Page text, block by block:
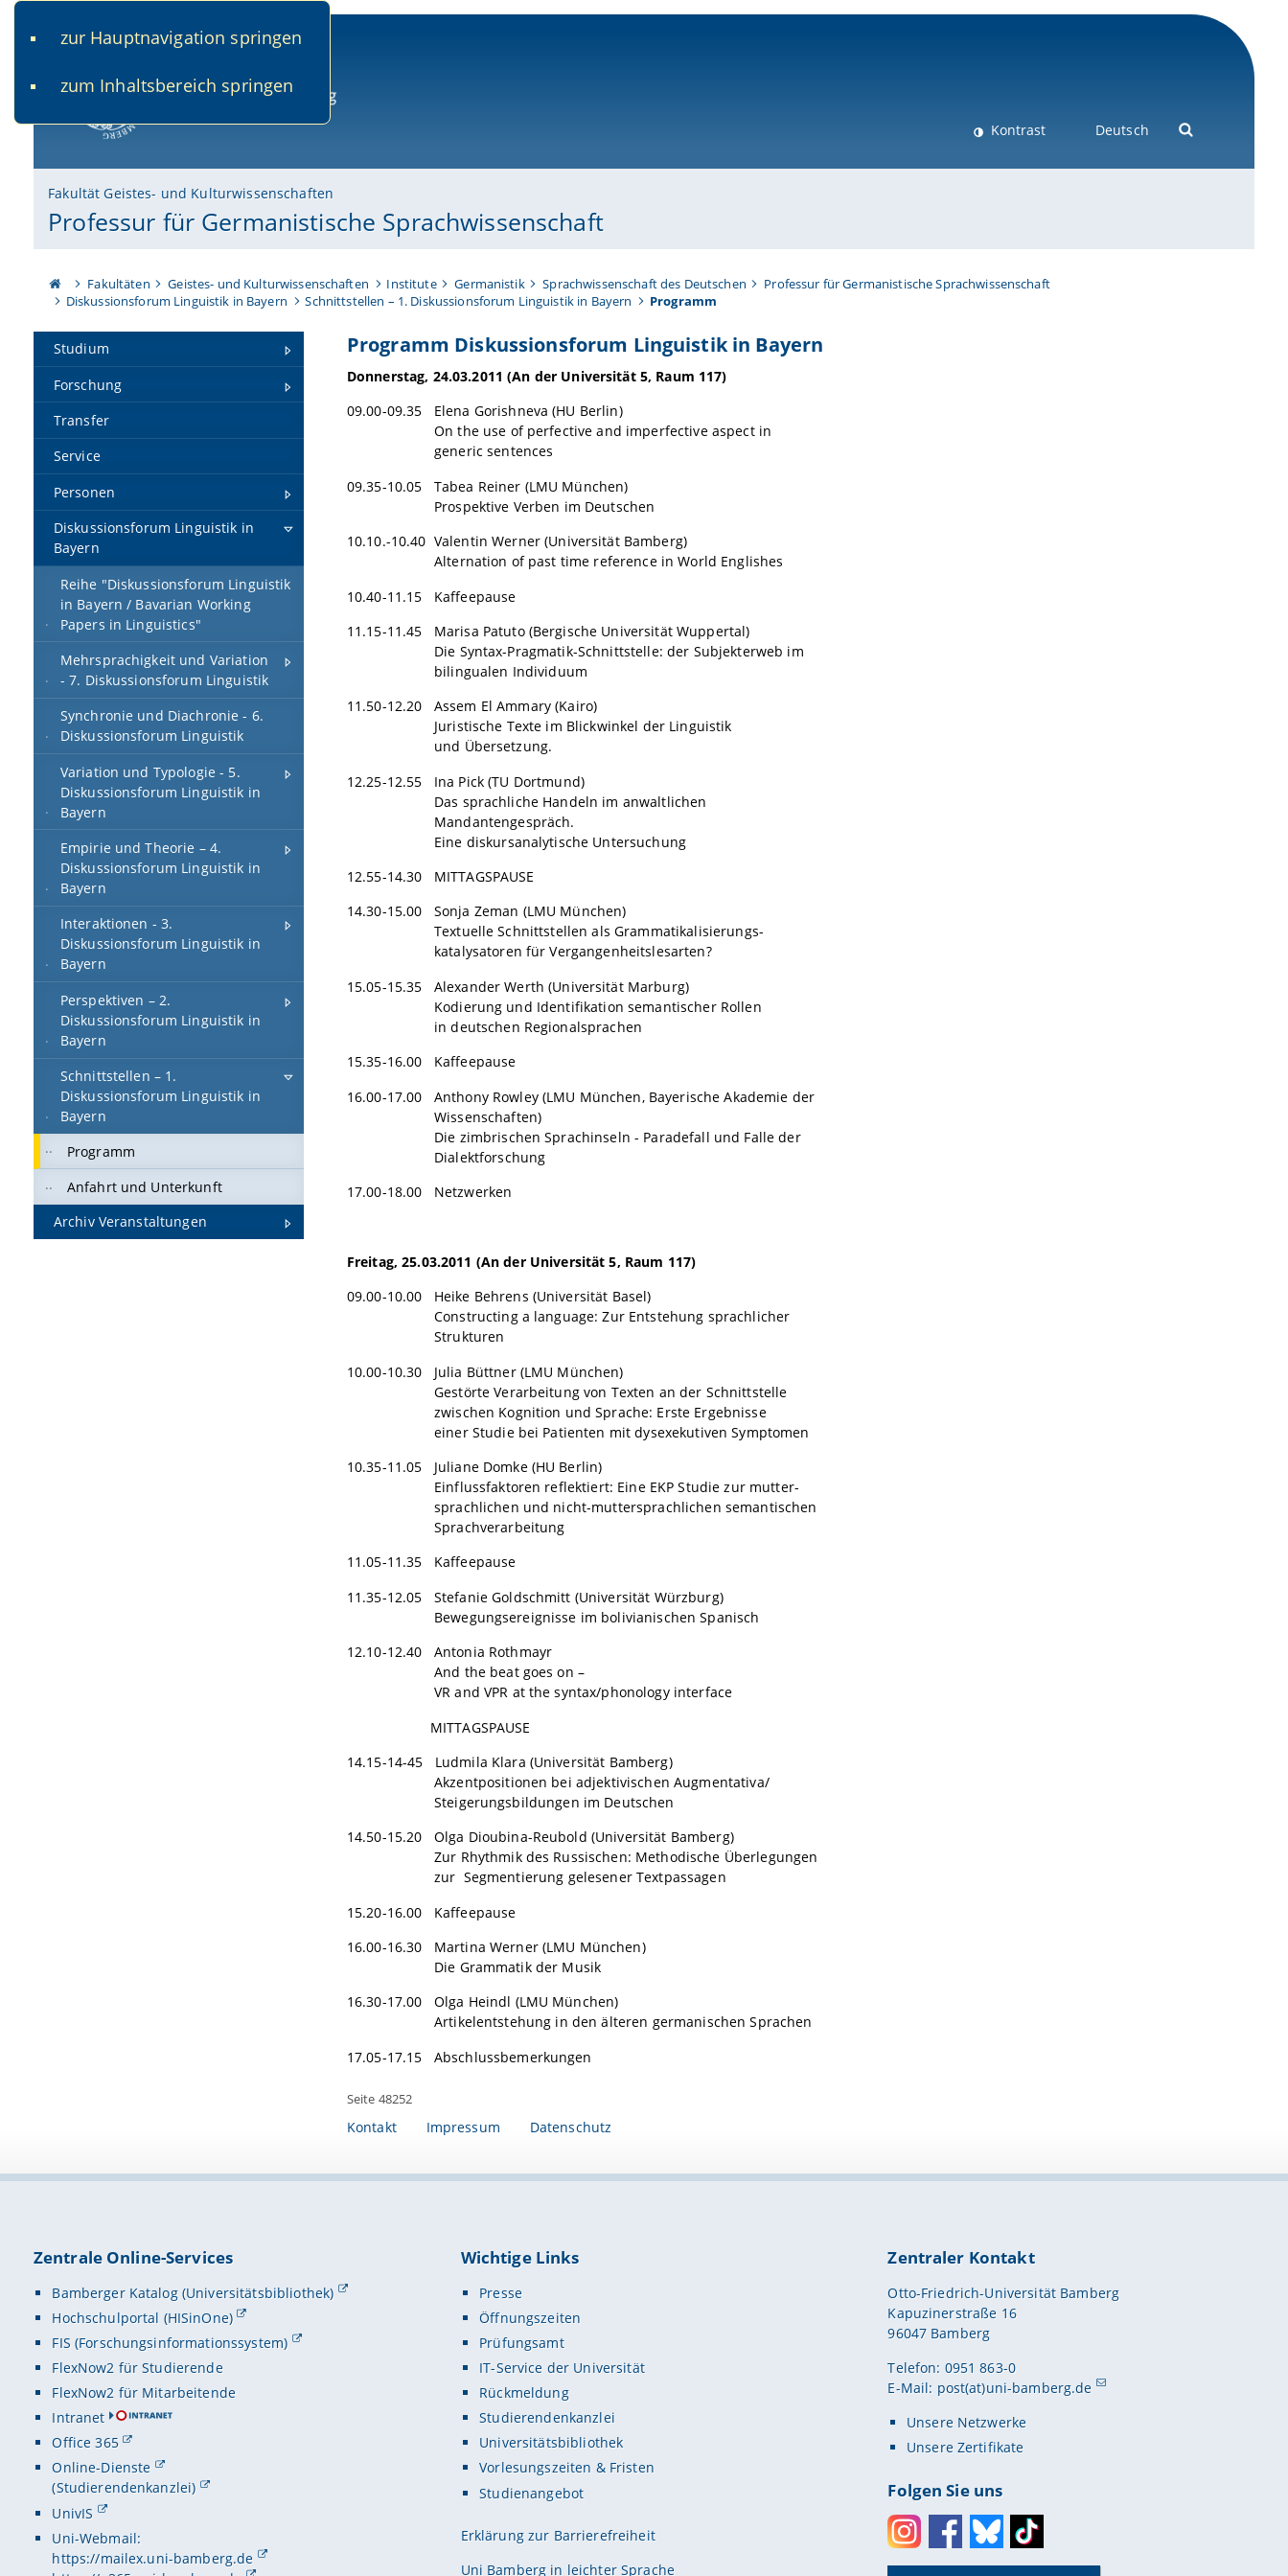
zur Hauptnavigation springen
zum Inhaltsbereich springen
Kontrast Deutsch
Fakultät Geistes- und Kulturwissenschaften
Professur für Germanistische Sprachwissenschaft
Fakultäten Geistes- und Kulturwissenschaften Institute Germanistik Sprachwissenschaft des Deutschen
Professur für Germanistische Sprachwissenschaft
Diskussionsforum Linguistik in Bayern
Schnittstellen – 1. Diskussionsforum Linguistik in Bayern Programm
Studium
Forschung
Transfer
Service
Personen
Diskussionsforum Linguistik in
Bayern
Reihe "Diskussionsforum Linguistik
in Bayern / Bavarian Working
Papers in Linguistics"
Mehrsprachigkeit und Variation
- 7. Diskussionsforum Linguistik
Synchronie und Diachronie - 6.
Diskussionsforum Linguistik
Variation und Typologie - 5.
Diskussionsforum Linguistik in
Bayern
Empirie und Theorie – 4.
Diskussionsforum Linguistik in
Bayern
Interaktionen - 3.
Diskussionsforum Linguistik in
Bayern
Perspektiven – 2.
Diskussionsforum Linguistik in
Bayern
Schnittstellen – 1.
Diskussionsforum Linguistik in
Bayern
Programm
Anfahrt und Unterkunft
Archiv Veranstaltungen
Programm Diskussionsforum Linguistik in Bayern
Donnerstag, 24.03.2011(An der Universität 5, Raum 117)
09.00-09.35 Elena Gorishneva (HU Berlin)
On the use of perfective and imperfective aspect in
genericsentences
09.35-10.05 Tabea Reiner (LMU München)
Prospektive Verben im Deutschen
10.10.-10.40 Valentin Werner (Universität Bamberg)
Alternation of past time reference in World Englishes
10.40-11.15 Kaffeepause
11.15-11.45 Marisa Patuto (Bergische Universität Wuppertal)
Die Syntax-Pragmatik-Schnittstelle: der Subjekterweb im
bilingualen Individuum
11.50-12.20 Assem El Ammary (Kairo)
Juristische Texte im Blickwinkel der Linguistik
und Übersetzung.
12.25-12.55 Ina Pick (TU Dortmund)
Das sprachliche Handeln im anwaltlichen
Mandantengespräch.
Eine diskursanalytische Untersuchung
12.55-14.30 MITTAGSPAUSE
14.30-15.00 Sonja Zeman (LMU München)
Textuelle Schnittstellen als Grammatikalisierungs-
katalysatoren für Vergangenheitslesarten?
15.05-15.35 Alexander Werth (Universität Marburg)
Kodierung und Identifikation semantischer Rollen
in deutschen Regionalsprachen
15.35-16.00 Kaffeepause
16.00-17.00 Anthony Rowley (LMU München, Bayerische Akademie der
Wissenschaften)
Die zimbrischen Sprachinseln - Paradefall und Falle der
Dialektforschung
17.00-18.00 Netzwerken
Freitag, 25.03.2011 (An der Universität 5, Raum 117)
09.00-10.00 Heike Behrens (Universität Basel)
Constructing a language: Zur Entstehung sprachlicher
Strukturen
10.00-10.30 Julia Büttner (LMU München)
Gestörte Verarbeitung von Texten an der Schnittstelle
zwischen Kognition und Sprache: Erste Ergebnisse
einer Studie bei Patienten mit dysexekutiven Symptomen
10.35-11.05 Juliane Domke (HU Berlin)
Einflussfaktoren reflektiert: Eine EKP Studie zur mutter-
sprachlichen und nicht-muttersprachlichen semantischen
Sprachverarbeitung
11.05-11.35 Kaffeepause
11.35-12.05 Stefanie Goldschmitt (Universität Würzburg)
Bewegungsereignisse im bolivianischen Spanisch
12.10-12.40 Antonia Rothmayr
And the beat goes on –
VR and VPR at the syntax/phonology interface
MITTAGSPAUSE
14.15-14-45 Ludmila Klara (Universität Bamberg)
Akzentpositionen bei adjektivischen Augmentativa/
Steigerungsbildungen im Deutschen
14.50-15.20 Olga Dioubina-Reubold (Universität Bamberg)
Zur Rhythmik des Russischen: Methodische Überlegungen
zur Segmentierung gelesener Textpassagen
15.20-16.00 Kaffeepause
16.00-16.30 Martina Werner (LMU München)
Die Grammatik der Musik
16.30-17.00 Olga Heindl (LMU München)
Artikelentstehung in den älteren germanischen Sprachen
17.05-17.15 Abschlussbemerkungen
Seite 48252
Kontakt Impressum Datenschutz
Zentrale Online-Services
Bamberger Katalog (Universitätsbibliothek)
Hochschulportal (HISinOne)
FIS (Forschungsinformationssystem)
FlexNow2 für Studierende
FlexNow2 für Mitarbeitende
Intranet
Office 365
Online-Dienste
(Studierendenkanzlei)
UnivIS
Uni-Webmail:
https://mailex.uni-bamberg.de
Wichtige Links
Presse
Öffnungszeiten
Prüfungsamt
IT-Service der Universität
Rückmeldung
Studierendenkanzlei
Universitätsbibliothek
Vorlesungszeiten & Fristen
Studienangebot
Erklärung zur Barrierefreiheit
Uni Bamberg in leichter Sprache
Zentraler Kontakt
Otto-Friedrich-Universität Bamberg
Kapuzinerstraße 16
96047 Bamberg
Telefon: 0951 863-0
E-Mail: post(at)uni-bamberg.de
Unsere Netzwerke
Unsere Zertifikate
Folgen Sie uns
InstagramFacebookBlueskyToktok